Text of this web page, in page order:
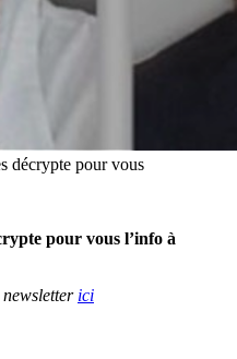
décrypte pour vous
pour vous l’info à
ici